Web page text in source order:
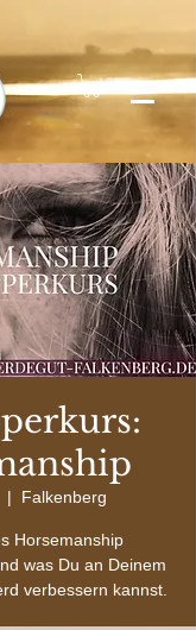
|
Falkenberg
Horsemanship
was Du an Deinem
verbessern kannst.